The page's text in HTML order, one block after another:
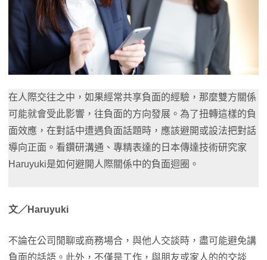
在人際交往之中，如果經常共享負面的經驗，那麼雙方關係
可能就會受此影響，往負面的方向發展。為了扭轉這樣的負
面效應，在對話中遭遇負面話題時，應該避開或設法把對話
導向正面。看鑽研溝通、專精表達的日本傳達技術研究家
Haruyuki是如何避開人際關係中的負面迴圈。
文／Haruyuki
不論在公司閒聊或商務場合，與他人交談時，盡可能避免講
負面的話語。此外，不僅是工作，與朋友或家人的的交談